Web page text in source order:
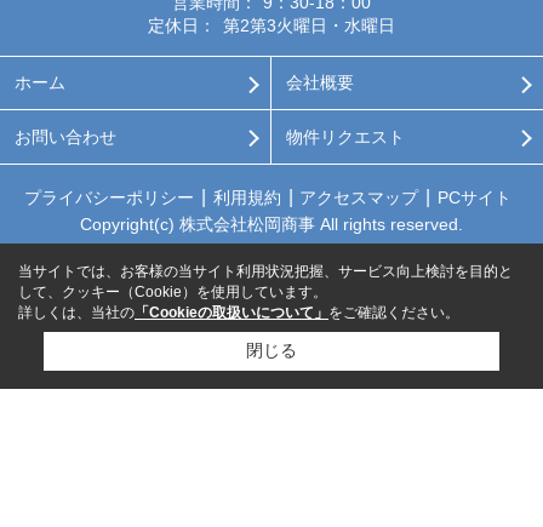
定休日：
第2第3火曜日・水曜日
ホーム 会社概要
お問い合わせ 物件リクエスト
プライバシーポリシー 利用規約 アクセスマップ
PCサイト
Copyright(c) 株式会社松岡商事 All rights reserved.
当サイトでは、お客様の当サイト利用状況把握、サービス向上検討を目的と
して、クッキー（Cookie）を使用しています。
詳しくは、当社の 「Cookieの取扱いについて」 をご確認ください。
閉じる